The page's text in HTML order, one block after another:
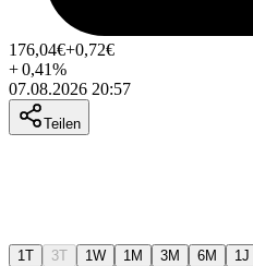
176,04€+0,72€
+0,41%
07.08.2026 20:57
Teilen
1T 3T 1W 1M 3M 6M 1J